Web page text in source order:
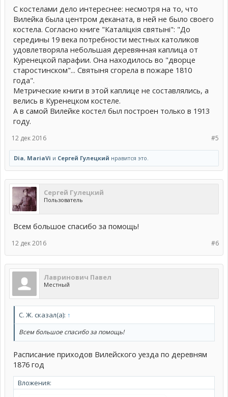
С костелами дело интереснее: несмотря на то, что
Вилейка была центром деканата, в ней не было своего
костела. Согласно книге "Каталіцкія святыні": "До
середины 19 века потребности местных католиков
удовлетворяла небольшая деревянная каплица от
Куренецкой парафии. Она находилось во "дворце
старостинском"... Святыня сгорела в пожаре 1810
года".
Метрические книги в этой каплице не составлялись, а
велись в Куренецком костеле.
А в самой Вилейке костел был построен только в 1913
году.
#5
12 дек 2016
Dia, MariaVi и Сергей Гулецкий нравится это.
Сергей Гулецкий
Пользователь
Всем большое спасибо за помощь!
#6
12 дек 2016
Лавринович Павел
Местный
С. Ж. сказал(а): ↑
Всем большое спасибо за помощь!
Расписание приходов Вилейского уезда по деревням
1876 год
Вложения: